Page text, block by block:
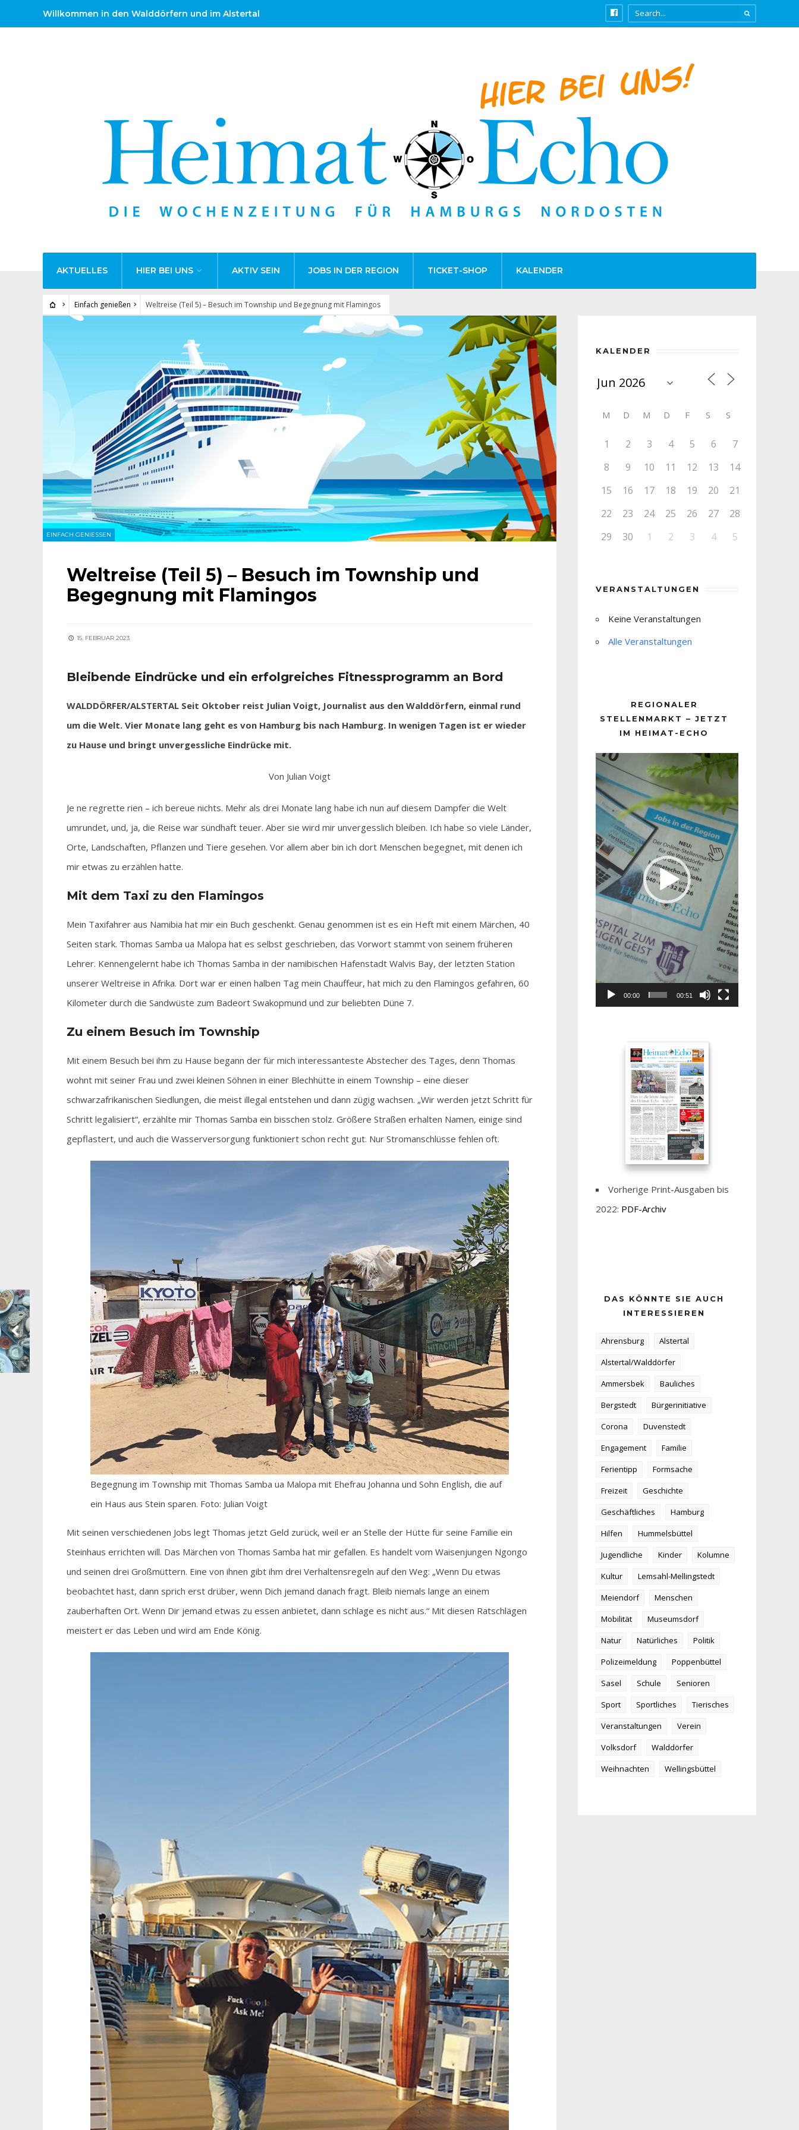
Willkommen in den Walddörfern und im Alstertal
AKTUELLES HIER BEI UNS AKTIV SEIN JOBS IN DER REGION TICKET-SHOP KALENDER
Einfach genießen Weltreise (Teil 5) – Besuch im Township und Begegnung mit Flamingos
EINFACH GENIESSEN
Weltreise (Teil 5) – Besuch im Township und
Begegnung mit Flamingos
15. FEBRUAR 2023
Bleibende Eindrücke und ein erfolgreiches Fitnessprogramm an Bord
WALDDÖRFER/ALSTERTAL Seit Oktober reist Julian Voigt, Journalist aus den Walddörfern, einmal rund
um die Welt. Vier Monate lang geht es von Hamburg bis nach Hamburg. In wenigen Tagen ist er wieder
zu Hause und bringt unvergessliche Eindrücke mit.
Von Julian Voigt
Je ne regrette rien – ich bereue nichts. Mehr als drei Monate lang habe ich nun auf diesem Dampfer die Welt
umrundet, und, ja, die Reise war sündhaft teuer. Aber sie wird mir unvergesslich bleiben. Ich habe so viele Länder,
Orte, Landschaften, Pflanzen und Tiere gesehen. Vor allem aber bin ich dort Menschen begegnet, mit denen ich
mir etwas zu erzählen hatte.
Mit dem Taxi zu den Flamingos
Mein Taxifahrer aus Namibia hat mir ein Buch geschenkt. Genau genommen ist es ein Heft mit einem Märchen, 40
Seiten stark. Thomas Samba ua Malopa hat es selbst geschrieben, das Vorwort stammt von seinem früheren
Lehrer. Kennengelernt habe ich Thomas Samba in der namibischen Hafenstadt Walvis Bay, der letzten Station
unserer Weltreise in Afrika. Dort war er einen halben Tag mein Chauffeur, hat mich zu den Flamingos gefahren, 60
Kilometer durch die Sandwüste zum Badeort Swakopmund und zur beliebten Düne 7.
Zu einem Besuch im Township
Mit einem Besuch bei ihm zu Hause begann der für mich interessanteste Abstecher des Tages, denn Thomas
wohnt mit seiner Frau und zwei kleinen Söhnen in einer Blechhütte in einem Township – eine dieser
schwarzafrikanischen Siedlungen, die meist illegal entstehen und dann zügig wachsen. „Wir werden jetzt Schritt für
Schritt legalisiert“, erzählte mir Thomas Samba ein bisschen stolz. Größere Straßen erhalten Namen, einige sind
gepflastert, und auch die Wasserversorgung funktioniert schon recht gut. Nur Stromanschlüsse fehlen oft.
Begegnung im Township mit Thomas Samba ua Malopa mit Ehefrau Johanna und Sohn English, die auf
ein Haus aus Stein sparen. Foto: Julian Voigt
Mit seinen verschiedenen Jobs legt Thomas jetzt Geld zurück, weil er an Stelle der Hütte für seine Familie ein
Steinhaus errichten will. Das Märchen von Thomas Samba hat mir gefallen. Es handelt vom Waisenjungen Ngongo
und seinen drei Großmüttern. Eine von ihnen gibt ihm drei Verhaltensregeln auf den Weg: „Wenn Du etwas
beobachtet hast, dann sprich erst drüber, wenn Dich jemand danach fragt. Bleib niemals lange an einem
zauberhaften Ort. Wenn Dir jemand etwas zu essen anbietet, dann schlage es nicht aus.“ Mit diesen Ratschlägen
meistert er das Leben und wird am Ende König.
KALENDER
M D M D F S S
1 2 3 4 5 6
7
8
9 10 11 12 13
14
15
16 17 18 19 20
21
22
23 24 25 26 27
28
29
30 1 2 3 4 5
VERANSTALTUNGEN
Keine Veranstaltungen
Alle Veranstaltungen
REGIONALER
STELLENMARKT – JETZT
IM HEIMAT-ECHO
Player
00:00 00:51
Vorherige Print-Ausgaben bis
2022: PDF-Archiv
DAS KÖNNTE SIE AUCH
INTERESSIEREN
Ahrensburg
Alstertal
Alstertal/Walddörfer
Ammersbek
Bauliches
Bergstedt
Bürgerinitiative
Corona
Duvenstedt
Engagement
Familie
Ferientipp
Formsache
Freizeit
Geschichte
Geschäftliches
Hamburg
Hilfen
Hummelsbüttel
Jugendliche
Kinder
Kolumne
Kultur
Lemsahl-Mellingstedt
Meiendorf
Menschen
Mobilität
Museumsdorf
Natur
Natürliches
Politik
Polizeimeldung
Poppenbüttel
Sasel
Schule
Senioren
Sport
Sportliches
Tierisches
Veranstaltungen
Verein
Volksdorf
Walddörfer
Weihnachten
Wellingsbüttel